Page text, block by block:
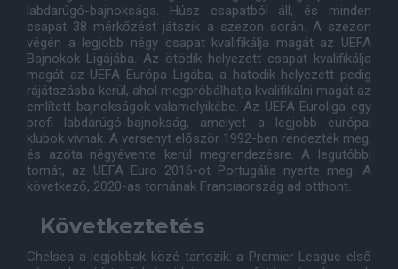
labdarúgó-bajnoksága. Húsz csapatból áll, és minden
csapat 38 mérkőzést játszik a szezon során. A szezon
végén a legjobb négy csapat kvalifikálja magát az UEFA
Bajnokok Ligájába. Az ötödik helyezett csapat kvalifikálja
magát az UEFA Európa Ligába, a hatodik helyezett pedig
rájátszásba kerül, ahol megpróbálhatja kvalifikálni magát az
említett bajnokságok valamelyikébe. Az UEFA Euroliga egy
profi labdarúgó-bajnokság, amelyet a legjobb európai
klubok vívnak. A versenyt először 1992-ben rendezték meg,
és azóta négyévente kerül megrendezésre. A legutóbbi
tornát, az UEFA Euro 2016-ot Portugália nyerte meg. A
következő, 2020-as tornának Franciaország ad otthont.
Következtetés
Chelsea a legjobbak közé tartozik: a Premier League első